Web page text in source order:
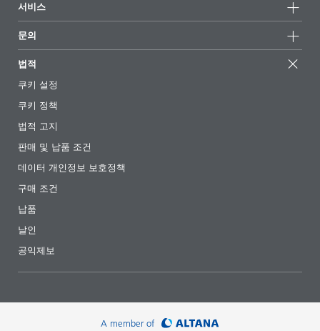
언론 및 미디어
소재지 및 판매점
전시회 및 이벤트
지속가능한 제품
성공 사례
EcoVadis
인증서
서비스
추천 배합
기사
전자책
규제 현황
첨가제 안내 앱
동영상
다운로드
문의
법적
쿠키 설정
쿠키 정책
법적 고지
판매 및 납품 조건
데이터 개인정보 보호정책
구매 조건
납품
날인
공익제보
A member of